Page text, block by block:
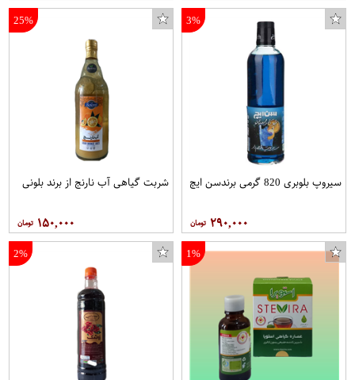
3%
سیروپ بلوبری 820 گرمی برندسن ایچ
۲۹۰,۰۰۰
25%
شربت گیاهی آب نارنج از برند بلونی
۱۵۰,۰۰۰
1%
2%